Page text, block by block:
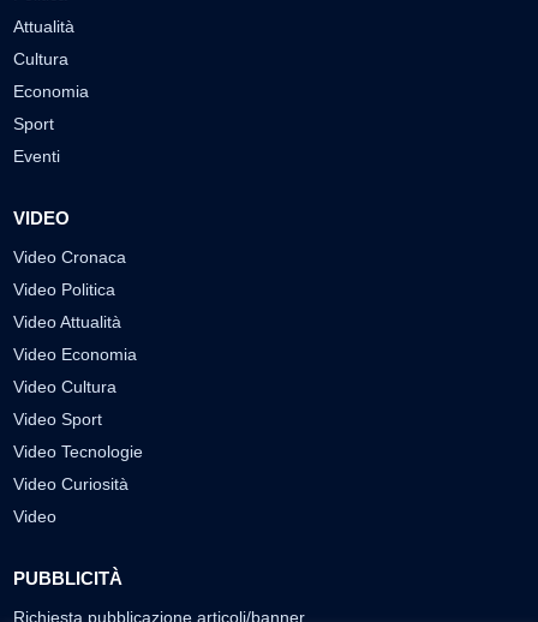
Attualità
Cultura
Economia
Sport
Eventi
VIDEO
Video Cronaca
Video Politica
Video Attualità
Video Economia
Video Cultura
Video Sport
Video Tecnologie
Video Curiosità
Video
PUBBLICITÀ
Richiesta pubblicazione articoli/banner